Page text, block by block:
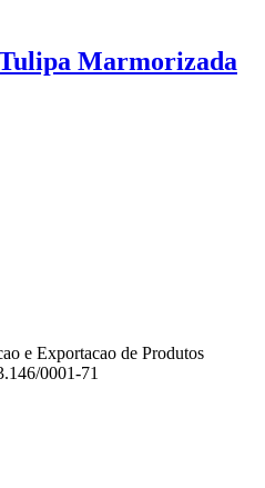
Marmorizada
e Exportacao de Produtos
0001-71